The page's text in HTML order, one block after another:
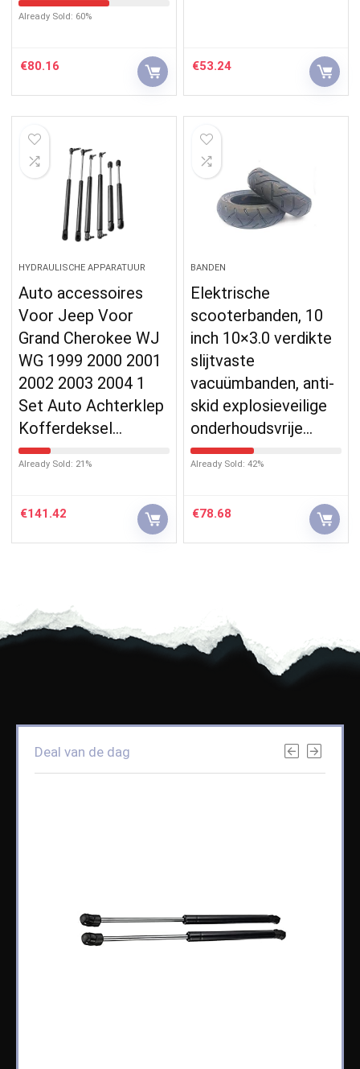
Already Sold: 60%
€80.16 €53.24
HYDRAULISCHE APPARATUUR
Auto accessoires
Voor Jeep Voor
Grand Cherokee WJ
WG 1999 2000 2001
2002 2003 2004 1
Set Auto Achterklep
Kofferdeksel…
Already Sold: 21%
€141.42
BANDEN
Elektrische
scooterbanden, 10
inch 10×3.0 verdikte
slijtvaste
vacuümbanden, anti-
skid explosieveilige
onderhoudsvrije…
Already Sold: 42%
€78.68
Deal van de dag